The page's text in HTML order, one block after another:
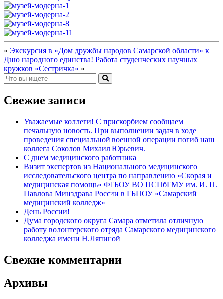
« Экскурсия в «Дом дружбы народов Самарской области» к
Дню народного единства! Работа студенческих научных
кружков «Сестричка» »
Свежие записи
Уважаемые коллеги! С прискорбием сообщаем
печальную новость. При выполнении задач в ходе
проведения специальной военной операции погиб наш
коллега Соколов Михаил Юрьевич.
С днем медицинского работника
Визит экспертов из Национального медицинского
исследовательского центра по направлению «Скорая и
медицинская помощь» ФГБОУ ВО ПСПбГМУ им. И. П.
Павлова Минздрава России в ГБПОУ «Самарский
медицинский колледж»
День России!
Дума городского округа Самара отметила отличную
работу волонтерского отряда Самарского медицинского
колледжа имени Н.Ляпиной
Свежие комментарии
Архивы